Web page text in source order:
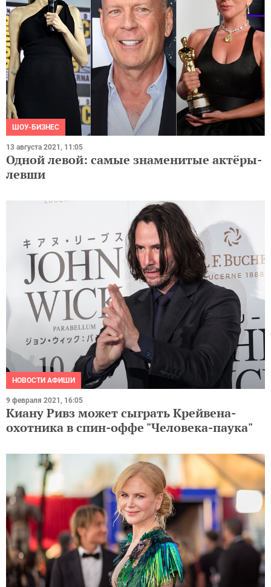
ШОУ-БИЗНЕС
13 августа 2021, 11:05
Одной левой: самые знаменитые актёры-
левши
НОВОСТИ АФИШИ
9 февраля 2021, 16:05
Киану Ривз может сыграть Крейвена-
охотника в спин-оффе "Человека-паука"